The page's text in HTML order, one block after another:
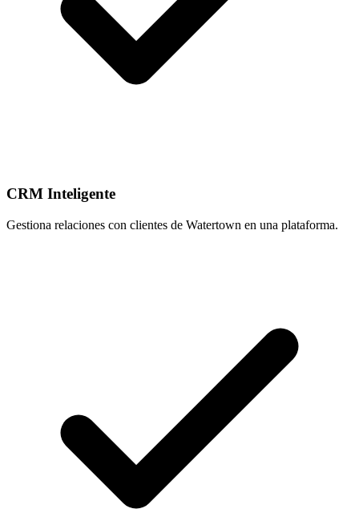
CRM Inteligente
Gestiona relaciones con clientes de Watertown en una plataforma.